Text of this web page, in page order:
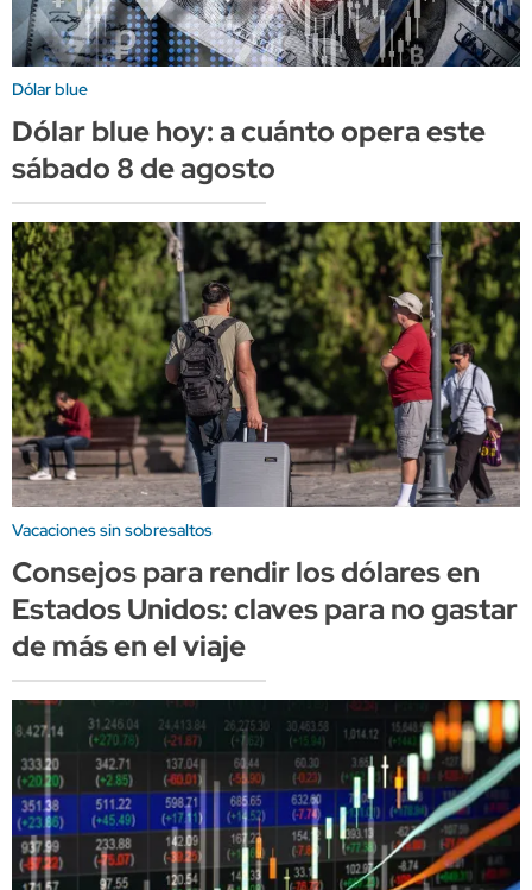
Dólar blue
Dólar blue hoy: a cuánto opera este
sábado 8 de agosto
Vacaciones sin sobresaltos
Consejos para rendir los dólares en
Estados Unidos: claves para no gastar
de más en el viaje